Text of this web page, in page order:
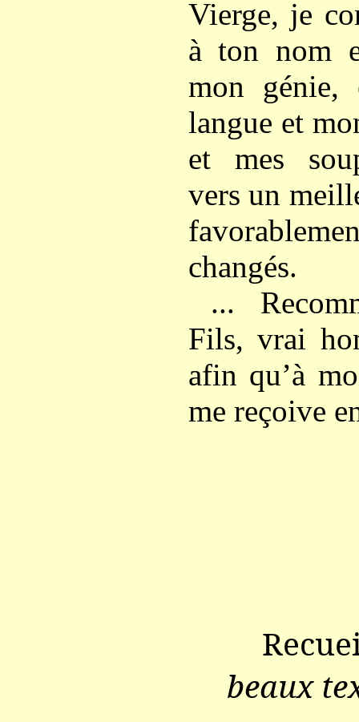
Vierge, je
à ton nom
mon
langue et
et mes
vers un
changés.
...
Fils, vrai
afin qu’à
me reçoive
beaux